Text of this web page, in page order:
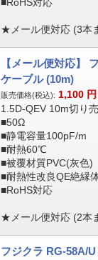
★メール便対応 (3本
【メール便対応】
ケーブル (10m)
販売価格(税込): 1,100 円
1.5D-QEV 10m切り
■50Ω
■静電容量100pF/m
■耐熱60℃
■被覆材質PVC(灰色)
■耐熱性改良QE絶縁
■RoHS対応
★メール便対応 (2本
フジクラ RG-58A/